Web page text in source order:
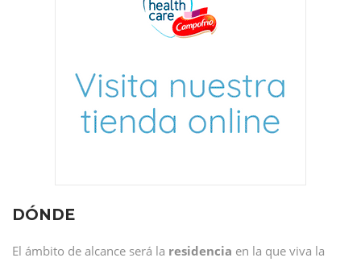
DÓNDE
El ámbito de alcance será la residencia en la que viva la